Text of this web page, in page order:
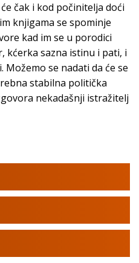
čak i kod počinitelja doći
knjigama se spominje
kad im se u porodici
kćerka sazna istinu i pati, i
se nadati da će se
stabilna politička
nekadašnji istražitelj